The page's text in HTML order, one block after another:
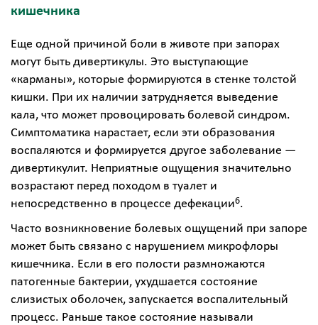
кишечника
Еще одной причиной боли в животе при запорах
могут быть дивертикулы. Это выступающие
«карманы», которые формируются в стенке толстой
кишки. При их наличии затрудняется выведение
кала, что может провоцировать болевой синдром.
Симптоматика нарастает, если эти образования
воспаляются и формируется другое заболевание —
дивертикулит. Неприятные ощущения значительно
возрастают перед походом в туалет и
непосредственно в процессе дефекации6.
Часто возникновение болевых ощущений при запоре
может быть связано с нарушением микрофлоры
кишечника. Если в его полости размножаются
патогенные бактерии, ухудшается состояние
слизистых оболочек, запускается воспалительный
процесс. Раньше такое состояние называли